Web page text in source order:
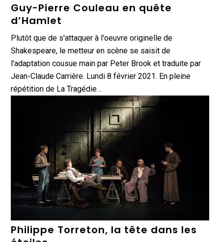
Guy-Pierre Couleau en quête
d’Hamlet
Plutôt que de s'attaquer à l'oeuvre originelle de
Shakespeare, le metteur en scène se saisit de
l'adaptation cousue main par Peter Brook et traduite par
Jean-Claude Carrière. Lundi 8 février 2021. En pleine
répétition de La Tragédie…
Philippe Torreton, la tête dans les